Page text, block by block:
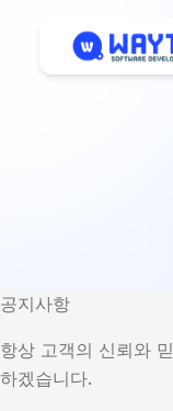
공지사항
항상 고객의 신뢰와
하겠습니다.